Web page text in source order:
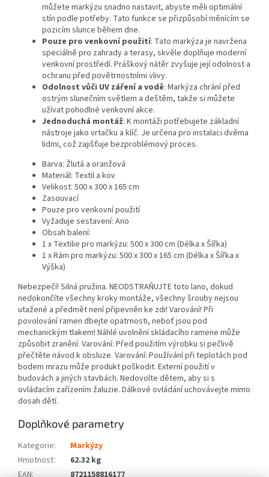
můžete markýzu snadno nastavit, abyste měli optimální
stín podle potřeby. Tato funkce se přizpůsobí měnícím se
pozicím slunce během dne.
Pouze pro venkovní použití: Tato markýza je navržena
speciálně pro zahrady a terasy, skvěle doplňuje moderní
venkovní prostředí. Práškový nátěr zvyšuje její odolnost a
ochranu před povětrnostními vlivy.
Odolnost vůči UV záření a vodě: Markýza chrání před
ostrým slunečním světlem a deštěm, takže si můžete
užívat pohodlné venkovní akce.
Jednoduchá montáž: K montáži potřebujete základní
nástroje jako vrtačku a klíč. Je určena pro instalaci dvěma
lidmi, což zajišťuje bezproblémový proces.
Barva: Žlutá a oranžová
Materiál: Textil a kov
Velikost: 500 x 300 x 165 cm
Zasouvací
Pouze pro venkovní použití
Vyžaduje sestavení: Ano
Obsah balení:
1 x Textilie pro markýzu: 500 x 300 cm (Délka x Šířka)
1 x Rám pro markýzu: 500 x 300 x 165 cm (Délka x Šířka x
Výška)
Nebezpečí! Silná pružina. NEODSTRAŇUJTE toto lano, dokud
nedokončíte všechny kroky montáže, všechny šrouby nejsou
utažené a předmět není připevněn ke zdi! Varování! Při
povolování ramen dbejte opatrnosti, neboť jsou pod
mechanickým tlakem! Náhlé uvolnění skládacího ramene může
způsobit zranění. Varování: Před použitím výrobku si pečlivě
přečtěte návod k obsluze. Varování: Používání při teplotách pod
bodem mrazu může produkt poškodit. Externí použití v
budovách a jiných stavbách. Nedovolte dětem, aby si s
ovládacím zařízením žaluzie. Dálkové ovládání uchovávejte mimo
dosah dětí.
Doplňkové parametry
Kategorie:
Markýzy
Hmotnost:
62.32 kg